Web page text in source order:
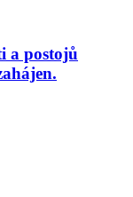
a postojů